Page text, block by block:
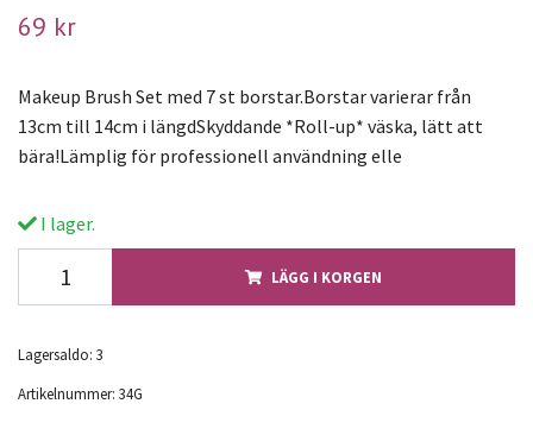
69 kr
Makeup Brush Set med 7 st borstar.Borstar varierar från
13cm till 14cm i längdSkyddande *Roll-up* väska, lätt att
bära!Lämplig för professionell användning elle
I lager.
LÄGG I KORGEN
Lagersaldo: 3
Artikelnummer: 34G